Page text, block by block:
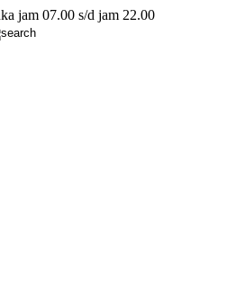
jam 07.00 s/d jam 22.00